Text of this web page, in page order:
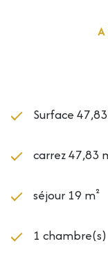
exposé sont
A
Surface
carrez 47,83
séjour 19 m²
1 chambre(s)